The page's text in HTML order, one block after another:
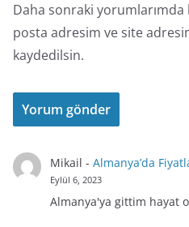
Daha sonraki yorumlarımda
posta adresim ve site
kaydedilsin.
Mikail - Almanya’da
Eylül 6, 2023
Almanya'ya gittim hayat